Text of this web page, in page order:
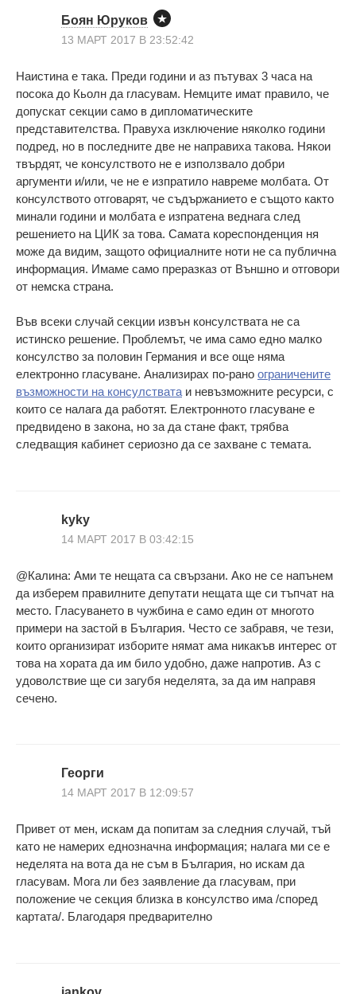
Боян Юруков
13 МАРТ 2017 В 23:52:42
Наистина е така. Преди години и аз пътувах 3 часа на
посока до Кьолн да гласувам. Немците имат правило, че
допускат секции само в дипломатическите
представителства. Правуха изключение няколко години
подред, но в последните две не направиха такова. Някои
твърдят, че консулството не е използвало добри
аргументи и/или, че не е изпратило навреме молбата. От
консулството отговарят, че съдържанието е същото както
минали години и молбата е изпратена веднага след
решението на ЦИК за това. Самата кореспонденция ня
може да видим, защото официалните ноти не са публична
информация. Имаме само преразказ от Външно и отговори
от немска страна.
Във всеки случай секции извън консулствата не са
истинско решение. Проблемът, че има само едно малко
консулство за половин Германия и все още няма
електронно гласуване. Анализирах по-рано ограничените
възможности на консулствата и невъзможните ресурси, с
които се налага да работят. Електронното гласуване е
предвидено в закона, но за да стане факт, трябва
следващия кабинет сериозно да се захване с темата.
kyky
14 МАРТ 2017 В 03:42:15
@Калина: Ами те нещата са свързани. Ако не се напънем
да изберем правилните депутати нещата ще си тъпчат на
место. Гласуването в чужбина е само един от многото
примери на застой в България. Често се забравя, че тези,
които организират изборите нямат ама никакъв интерес от
това на хората да им било удобно, даже напротив. Аз с
удоволствие ще си загубя неделята, за да им направя
сечено.
Георги
14 МАРТ 2017 В 12:09:57
Привет от мен, искам да попитам за следния случай, тъй
като не намерих еднозначна информация; налага ми се е
неделята на вота да не съм в България, но искам да
гласувам. Мога ли без заявление да гласувам, при
положение че секция близка в консулство има /според
картата/. Благодаря предварително